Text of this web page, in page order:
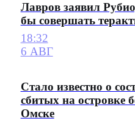
Лавров заявил
бы совершать
18:32
6 АВГ
Стало известно о
сбитых на островке
Омске